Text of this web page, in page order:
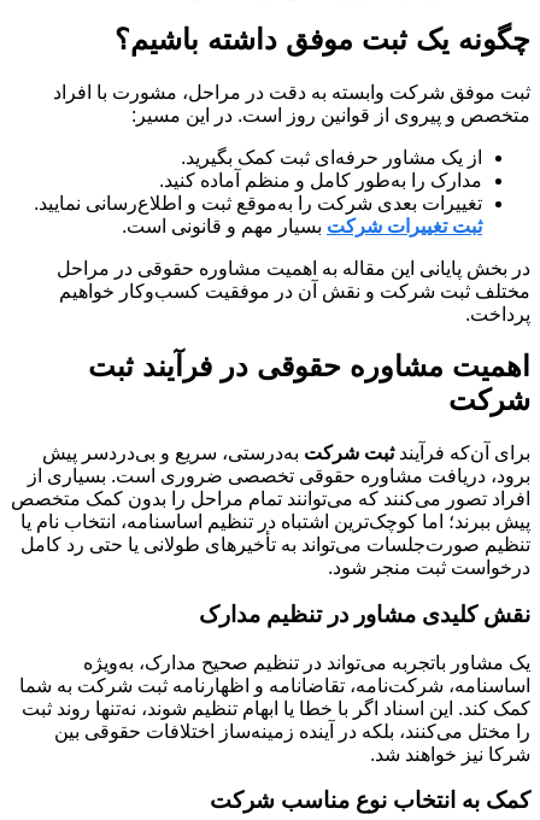
چگونه یک ثبت موفق داشته باشیم؟
ثبت موفق شرکت وابسته به دقت در مراحل، مشورت با افراد
متخصص و پیروی از قوانین روز است. در این مسیر:
از یک مشاور حرفه‌ای ثبت کمک بگیرید.
مدارک را به‌طور کامل و منظم آماده کنید.
تغییرات بعدی شرکت را به‌موقع ثبت و اطلاع‌رسانی نمایید.
ثبت تغییرات شرکت بسیار مهم و قانونی است.
در بخش پایانی این مقاله به اهمیت مشاوره حقوقی در مراحل
مختلف ثبت شرکت و نقش آن در موفقیت کسب‌وکار خواهیم
پرداخت.
اهمیت مشاوره حقوقی در فرآیند ثبت
شرکت
برای آن‌که فرآیندثبت شرکت به‌درستی، سریع و بی‌دردسر پیش
برود، دریافت مشاوره حقوقی تخصصی ضروری است. بسیاری از
افراد تصور می‌کنند که می‌توانند تمام مراحل را بدون کمک متخصص
پیش ببرند؛ اما کوچک‌ترین اشتباه در تنظیم اساسنامه، انتخاب نام یا
تنظیم صورت‌جلسات می‌تواند به تأخیرهای طولانی یا حتی رد کامل
درخواست ثبت منجر شود.
نقش کلیدی مشاور در تنظیم مدارک
یک مشاور باتجربه می‌تواند در تنظیم صحیح مدارک، به‌ویژه
اساسنامه، شرکت‌نامه، تقاضانامه و اظهارنامه ثبت شرکت به شما
کمک کند. این اسناد اگر با خطا یا ابهام تنظیم شوند، نه‌تنها روند ثبت
را مختل می‌کنند، بلکه در آینده زمینه‌ساز اختلافات حقوقی بین
شرکا نیز خواهند شد.
کمک به انتخاب نوع مناسب شرکت